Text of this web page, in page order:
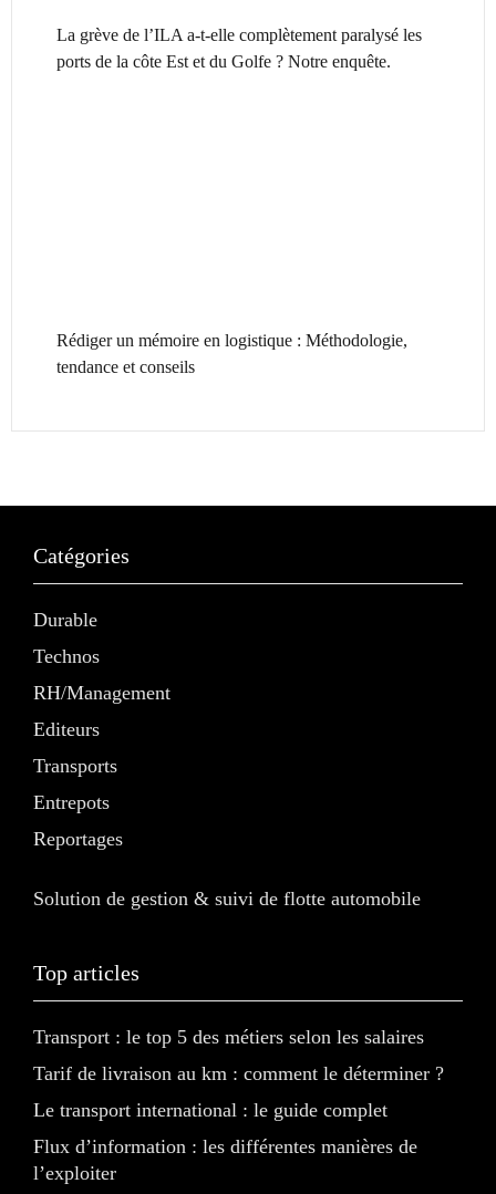
La grève de l’ILA a-t-elle complètement paralysé les
ports de la côte Est et du Golfe ? Notre enquête.
Rédiger un mémoire en logistique : Méthodologie,
tendance et conseils
Catégories
Durable
Technos
RH/Management
Editeurs
Transports
Entrepots
Reportages
Solution de gestion & suivi de flotte automobile
Top articles
Transport : le top 5 des métiers selon les salaires
Tarif de livraison au km : comment le déterminer ?
Le transport international : le guide complet
Flux d’information : les différentes manières de
l’exploiter